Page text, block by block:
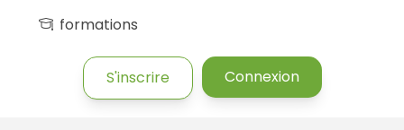
formations
S'inscrire Connexion